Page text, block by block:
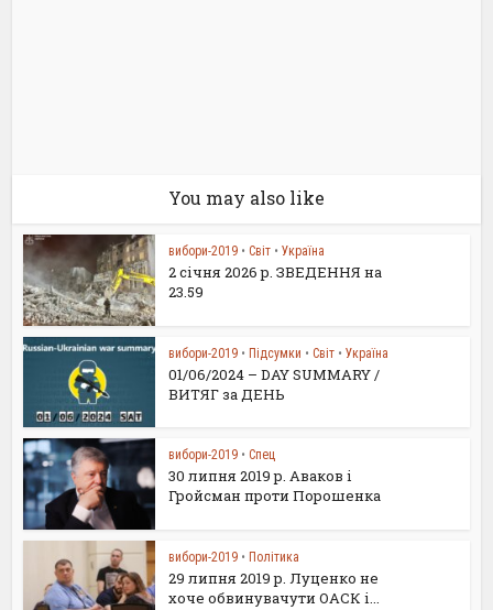
You may also like
вибори-2019 • Світ • Україна
2 січня 2026 р. ЗВЕДЕННЯ на
23.59
вибори-2019 • Підсумки • Світ • Україна
01/06/2024 – DAY SUMMARY /
ВИТЯГ за ДЕНЬ
вибори-2019 • Спец
30 липня 2019 р. Аваков і
Гройсман проти Порошенка
вибори-2019 • Політика
29 липня 2019 р. Луценко не
хоче обвинувачути ОАСК і...